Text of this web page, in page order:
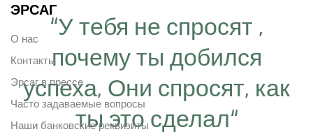
“У тебя не спросят ,
почему ты добился
успеха, Они спросят, как
ты это сделал“
ЭРСАГ
О нас
Контакты
Эрсаг в прессе
Часто задаваемые вопросы
Наши банковские реквизиты